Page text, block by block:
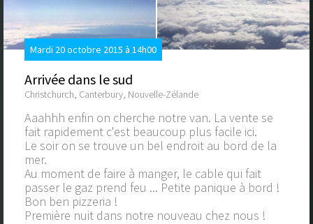
Mardi 20 octobre 2015 à 14h00
Arrivée dans le sud
Christchurch, Canterbury, Nouvelle-Zélande
Aaahhh enfin on cherche notre van. La vente se
fait rapidement c'est beaucoup plus facile ici.
Le soir on se trouve un bel endroit au bord de la
mer.
Au moment de faire à manger, le cable qui fait
passer le gaz prend feu ... Petite panique à bord !
Bon ben pizzeria !
Première nuit dans notre nouveau chez nous !